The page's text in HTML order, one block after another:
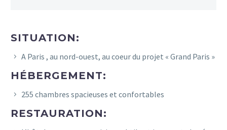
SITUATION:
A Paris , au nord-ouest, au coeur du projet « Grand Paris »
HÉBERGEMENT:
255 chambres spacieuses et confortables
RESTAURATION: